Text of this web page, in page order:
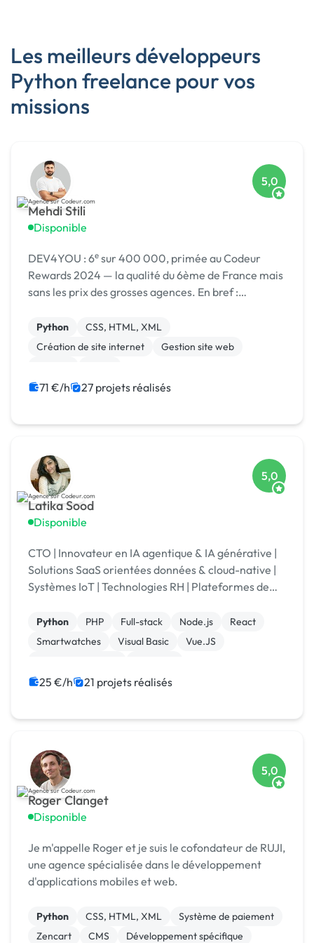
Les meilleurs développeurs
Python freelance pour vos
missions
Mehdi Stili
Disponible
5,0
DEV4YOU : 6ᵉ sur 400 000, primée au Codeur
Rewards 2024 — la qualité du 6ème de France mais
sans les prix des grosses agences. En bref :
plateforme.
Python
CSS, HTML, XML
Création de site internet
Gestion site web
71 €/h 27 projets réalisés
Latika Sood
Disponible
5,0
CTO | Innovateur en IA agentique & IA générative |
Solutions SaaS orientées données & cloud-native |
Systèmes IoT | Technologies RH | Plateformes de
Python PHP Full-stack Node.js
React
Smartwatches
Visual Basic
Vue.JS
25 €/h 21 projets réalisés
Roger Clanget
Disponible
5,0
Je m'appelle Roger et je suis le cofondateur de RUJI,
une agence spécialisée dans le développement
d'applications mobiles et web.
Python CSS, HTML, XML
Système de paiement
Zencart
CMS Développement spécifique